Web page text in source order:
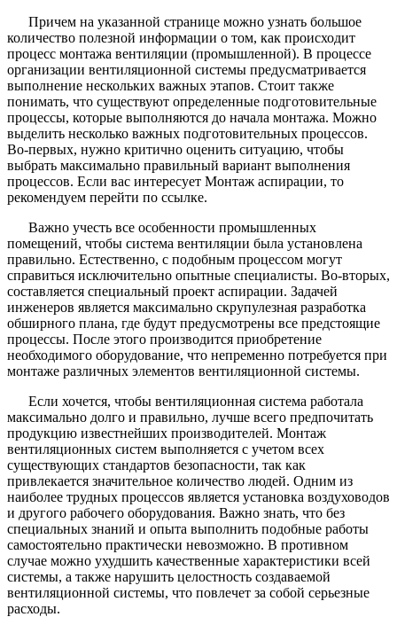
Причем на указанной странице можно узнать большое
количество полезной информации о том, как происходит
процесс монтажа вентиляции (промышленной). В процессе
организации вентиляционной системы предусматривается
выполнение нескольких важных этапов. Стоит также
понимать, что существуют определенные подготовительные
процессы, которые выполняются до начала монтажа. Можно
выделить несколько важных подготовительных процессов.
Во-первых, нужно критично оценить ситуацию, чтобы
выбрать максимально правильный вариант выполнения
процессов. Если вас интересует Монтаж аспирации, то
рекомендуем перейти по ссылке.
Важно учесть все особенности промышленных
помещений, чтобы система вентиляции была установлена
правильно. Естественно, с подобным процессом могут
справиться исключительно опытные специалисты. Во-вторых,
составляется специальный проект аспирации. Задачей
инженеров является максимально скрупулезная разработка
обширного плана, где будут предусмотрены все предстоящие
процессы. После этого производится приобретение
необходимого оборудование, что непременно потребуется при
монтаже различных элементов вентиляционной системы.
Если хочется, чтобы вентиляционная система работала
максимально долго и правильно, лучше всего предпочитать
продукцию известнейших производителей. Монтаж
вентиляционных систем выполняется с учетом всех
существующих стандартов безопасности, так как
привлекается значительное количество людей. Одним из
наиболее трудных процессов является установка воздуховодов
и другого рабочего оборудования. Важно знать, что без
специальных знаний и опыта выполнить подобные работы
самостоятельно практически невозможно. В противном
случае можно ухудшить качественные характеристики всей
системы, а также нарушить целостность создаваемой
вентиляционной системы, что повлечет за собой серьезные
расходы.